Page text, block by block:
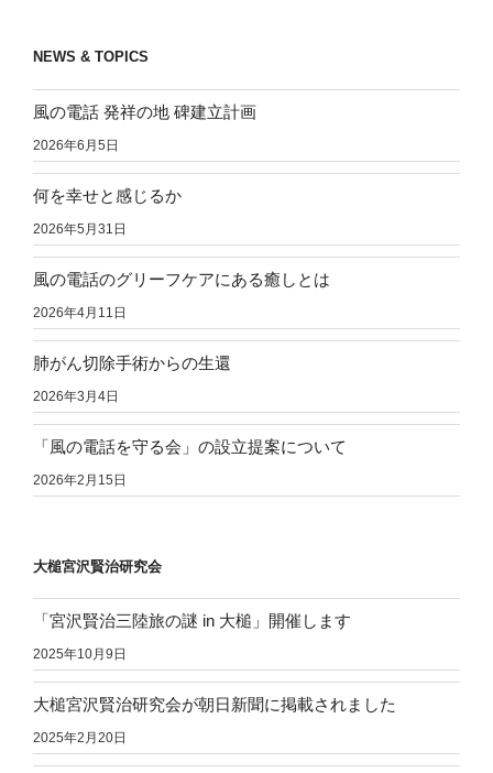
NEWS & TOPICS
風の電話 発祥の地 碑建立計画
2026年6月5日
何を幸せと感じるか
2026年5月31日
風の電話のグリーフケアにある癒しとは
2026年4月11日
肺がん切除手術からの生還
2026年3月4日
「風の電話を守る会」の設立提案について
2026年2月15日
大槌宮沢賢治研究会
「宮沢賢治三陸旅の謎 in 大槌」開催します
2025年10月9日
大槌宮沢賢治研究会が朝日新聞に掲載されました
2025年2月20日